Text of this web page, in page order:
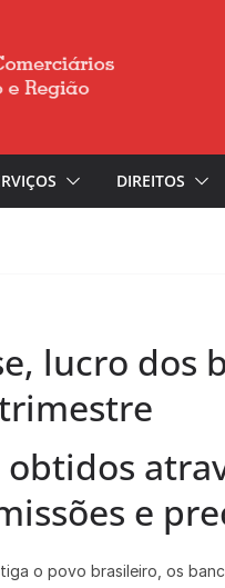
DIREITOS
lucro dos
e
o povo brasileiro, os